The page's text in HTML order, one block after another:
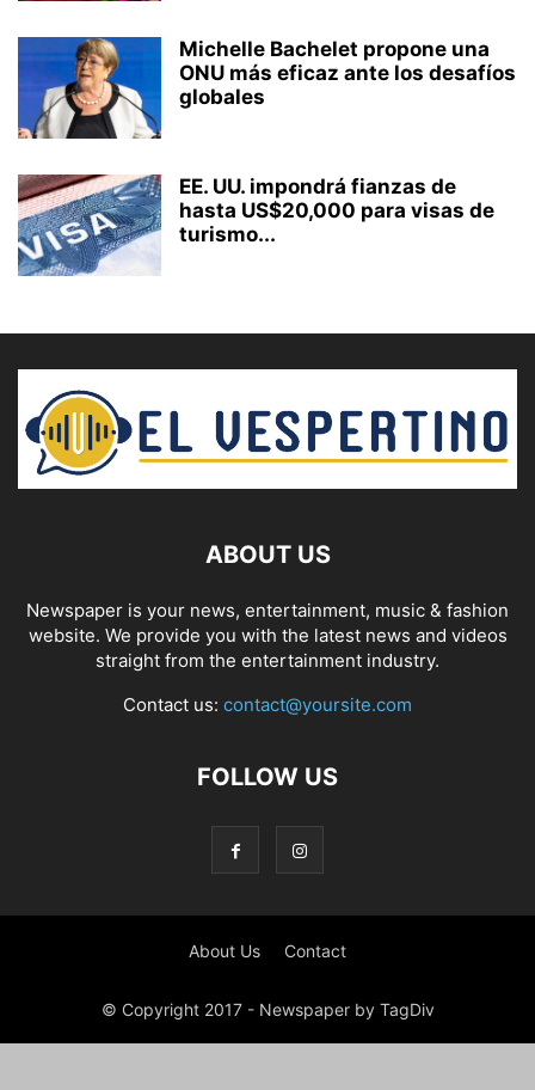
Michelle Bachelet propone una
ONU más eficaz ante los desafíos
globales
EE. UU. impondrá fianzas de
hasta US$20,000 para visas de
turismo...
ABOUT US
Newspaper is your news, entertainment, music & fashion
website. We provide you with the latest news and videos
straight from the entertainment industry.
Contact us: contact@yoursite.com
FOLLOW US
About Us Contact
© Copyright 2017 - Newspaper by TagDiv